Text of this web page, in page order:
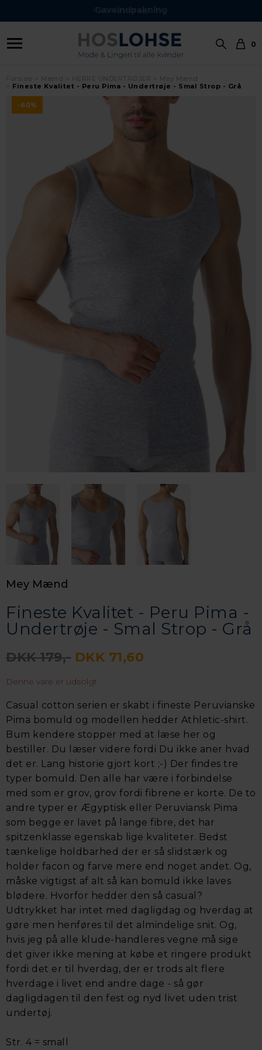
Gaveindpakning
0
Fineste Kvalitet - Peru Pima - Undertrøje - Smal Strop - Grå
-60%
Mey Mænd
Fineste Kvalitet - Peru Pima -
Undertrøje - Smal Strop - Grå
DKK 179,- DKK 71,60
Denne vare er udsolgt
Casual cotton serien er skabt i fineste Peruvianske
Pima bomuld og modellen hedder Athletic-shirt.
Bum kendere stopper med at læse her og
bestiller. Du læser videre fordi Du ikke aner hvad
det er. Lang historie gjort kort ;-) Der findes tre
typer bomuld. Den alle har være i forbindelse
med som er grov, grov fordi fibrene er korte. De to
andre typer er Ægyptisk eller Peruviansk Pima
som begge er lavet på lange fibre, det har
spitzenklasse egenskab lige kvaliteter. Bedst
tænkelige holdbarhed der er så slidstærk og
holder facon og farve mere end noget andet. Og,
måske vigtigst af alt så kan bomuld ikke laves
blødere. Hvorfor hedder den så casual?
Udtrykket har intet med dagligdag og hverdag at
gøre men henføres til det almindelige snit. Og,
hvis jeg på alle klude-handleres vegne må sige
det giver ikke mening at købe et ringere produkt
fordi det er til hverdag, der er trods alt flere
hverdage i livet end andre dage - så gør
dagligdagen til den fest og nyd livet uden trist
undertøj.
Str. 4 = small